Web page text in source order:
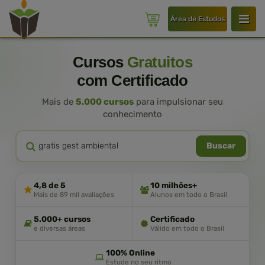
Área de Estudos
Cursos Gratuitos
com Certificado
Mais de 5.000 cursos para impulsionar seu
conhecimento
Buscar
4,8 de 5
Mais de 89 mil avaliações
10 milhões+
Alunos em todo o Brasil
5.000+ cursos
e diversas áreas
Certificado
Válido em todo o Brasil
100% Online
Estude no seu ritmo